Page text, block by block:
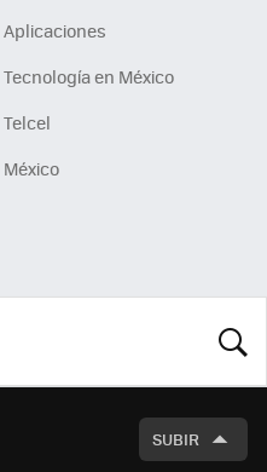
Aplicaciones
Tecnología en México
Telcel
México
SUBIR